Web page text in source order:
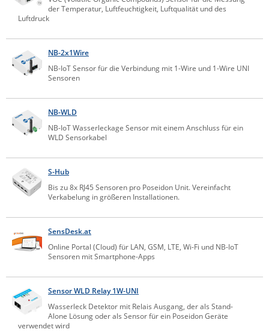
USV / UPS
Industrielle Stromversorgung
IoT, Umgebungsmonitoring & Sensorik
IP, WLAN & GSM Sensorik
Datenlogger
IoT - Internet of Things
Remote I/O
IPC, Industrielle Netzwerktechnik & WLAN
Industrielle Netzwerktechnik / Kommunikation
Industrielle Computer
Wi-Fi - WLAN - Wireless
IT Netzwerktechnik / Kommunikation
Serverräume
RMA / Rücksendung / Support
Cambium Networks
CompleTech
Contemporary Controls
Elsys
Gefen
High Sec Labs
HW group
Icron
IEC Lock
der Temperatur, Luftfeuchtigkeit, Luftqualität und des
Luftdruck
NB-2x1Wire
NB-IoT Sensor für die Verbindung mit 1-Wire und 1-Wire UNI
Sensoren
NB-WLD
NB-IoT Wasserleckage Sensor mit einem Anschluss für ein
WLD Sensorkabel
S-Hub
Bis zu 8x RJ45 Sensoren pro Poseidon Unit. Vereinfacht
Verkabelung in größeren Installationen.
SensDesk.at
Online Portal (Cloud) für LAN, GSM, LTE, Wi-Fi und NB-IoT
Sensoren mit Smartphone-Apps
Sensor WLD Relay 1W-UNI
Wasserleck Detektor mit Relais Ausgang, der als Stand-
Alone Lösung oder als Sensor für ein Poseidon Geräte
verwendet wird